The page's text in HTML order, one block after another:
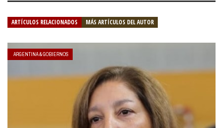
ARTÍCULOS RELACIONADOS MÁS ARTÍCULOS DEL AUTOR
ARGENTINA & GOBIERNOS